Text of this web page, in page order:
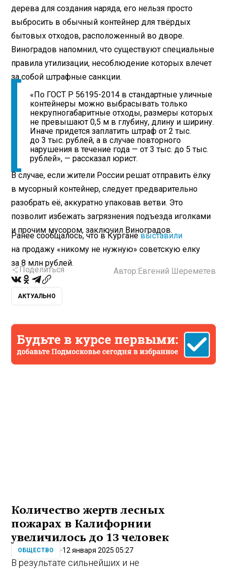
дерева для создания наряда, его нельзя просто
выбросить в обычный контейнер для твёрдых
бытовых отходов, расположенный во дворе.
Виноградов напомнил, что существуют специальные
правила утилизации, несоблюдение которых влечет
за собой штрафные санкции.
«По ГОСТ Р 56195-2014 в стандартные уличные
контейнеры можно выбрасывать только
некрупногабаритные отходы, размеры которых
не превышают 0,5 м в глубину, длину и ширину.
Иначе придется заплатить штраф от 2 тыс.
до 3 тыс. рублей, а в случае повторного
нарушения в течение года — от 3 тыс. до 5 тыс.
рублей», — рассказал юрист.
В случае, если жители России решат отправить ёлку
в мусорный контейнер, следует предварительно
разобрать её, аккуратно упаковав ветви. Это
позволит избежать загрязнения подъезда иголками
и прочим мусором, заключил Виноградов.
Ранее сообщалось, что в Курганевыставили
на продажу «никому не нужную» советскую елку
за 8 млн рублей.
Поделиться Автор: Евгений Шереметев
АКТУАЛЬНО
Количество жертв лесных
пожарах в Калифорнии
увеличилось до 13 человек
ОБЩЕСТВО 12 января 2025 05:27
В результате сильнейших и не